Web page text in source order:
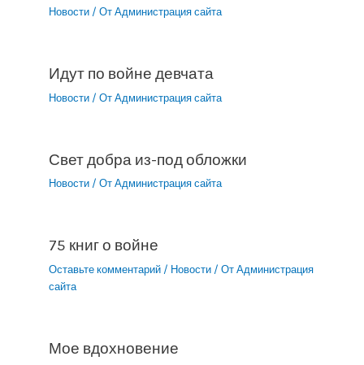
Новости / От Администрация сайта
Идут по войне девчата
Новости / От Администрация сайта
Свет добра из-под обложки
Новости / От Администрация сайта
75 книг о войне
Оставьте комментарий / Новости / От Администрация
сайта
Мое вдохновение